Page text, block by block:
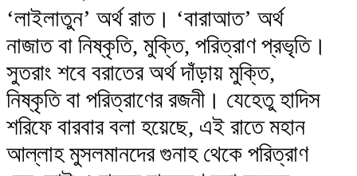
‘লাইলাতুন’ অর্থ রাত। ‘বারাআত’ অর্থ
নাজাত বা নিষ্কৃতি, মুক্তি, পরিত্রাণ প্রভৃতি।
সুতরাং শবে বরাতের অর্থ দাঁড়ায় মুক্তি,
নিষ্কৃতি বা পরিত্রাণের রজনী। যেহেতু হাদিস
শরিফে বারবার বলা হয়েছে, এই রাতে মহান
আল্লাহ মুসলমানদের গুনাহ থেকে পরিত্রাণ